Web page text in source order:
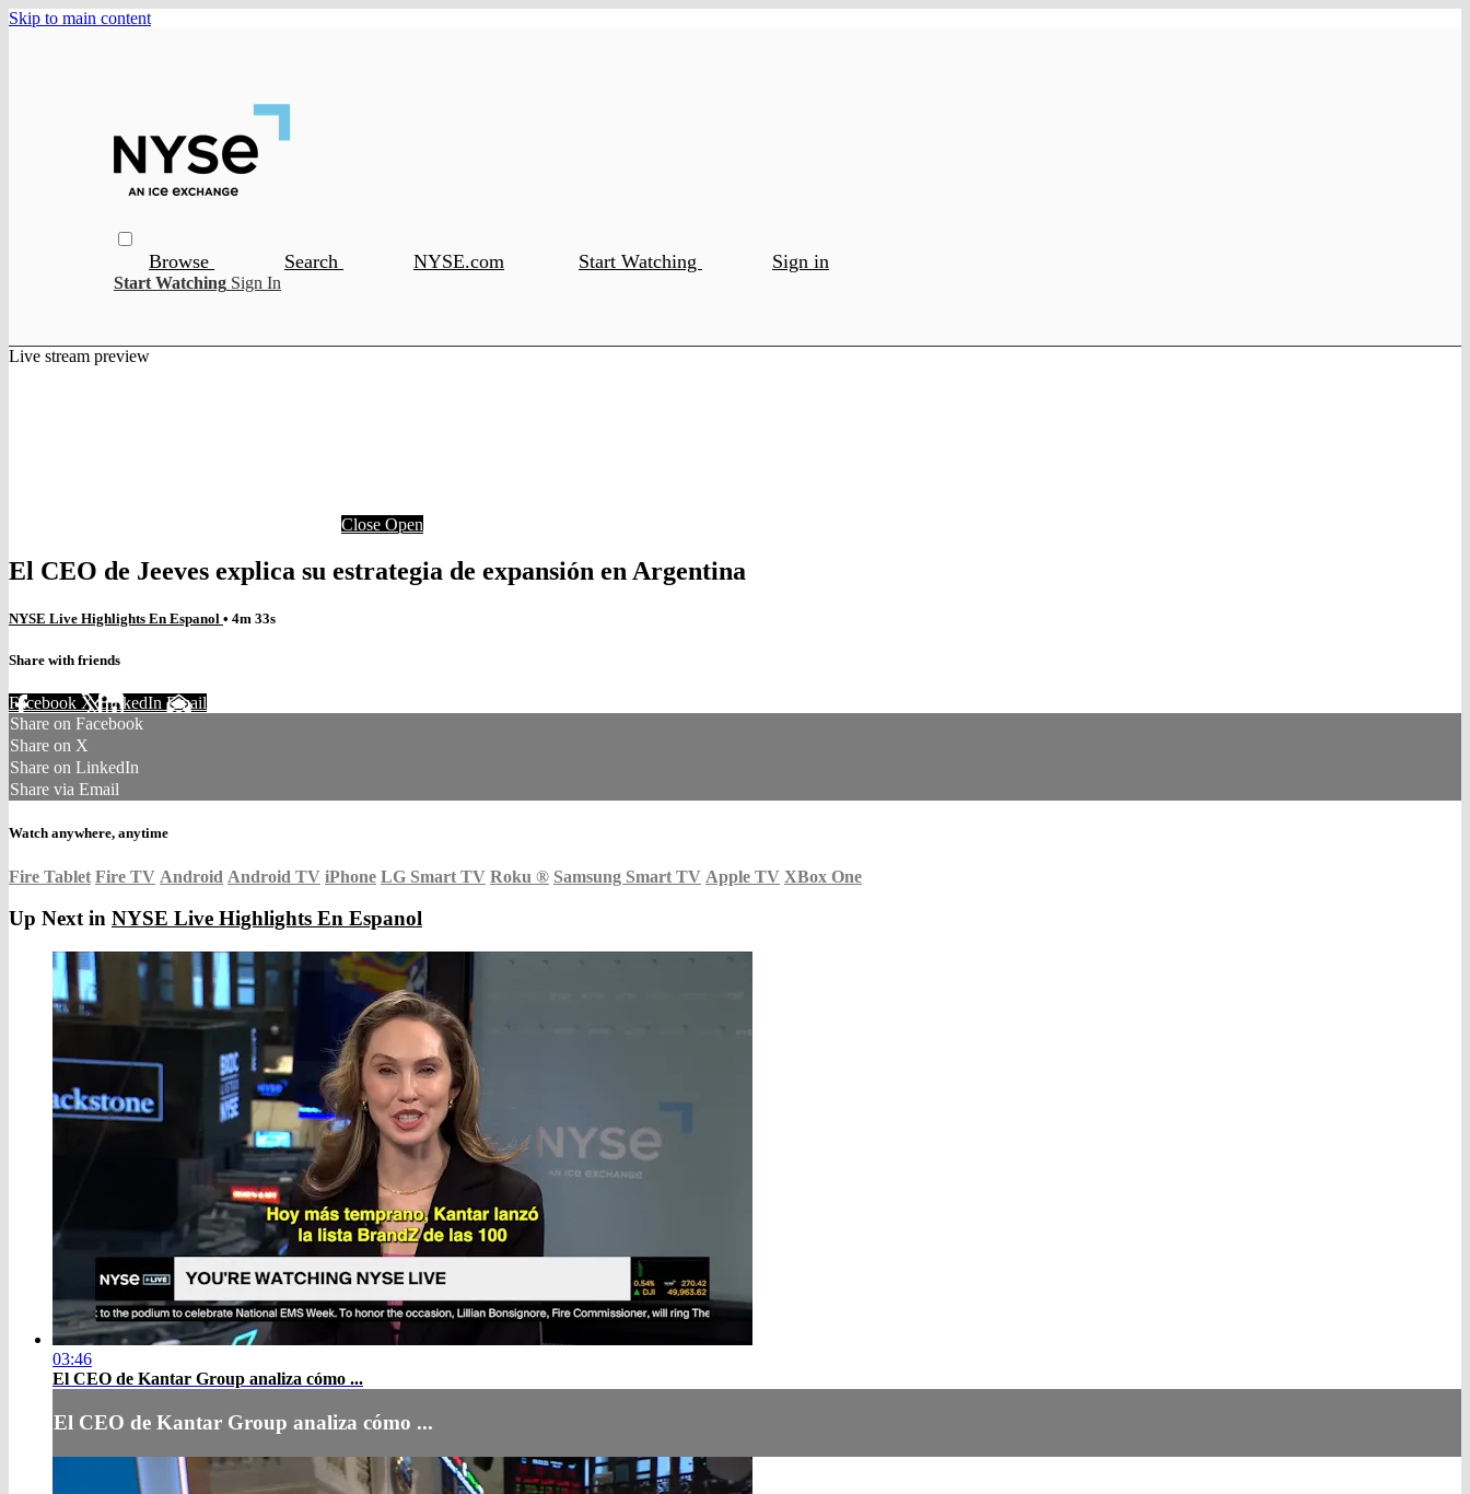
Skip to main content
Browse Search NYSE.com Start Watching Sign in
Start Watching Sign In
Live stream preview
Close Open
El CEO de Jeeves explica su estrategia de expansión en Argentina
NYSE Live Highlights En Espanol • 4m 33s
Share with friends
Facebook XLinkedIn Email
Share on Facebook
Share on X
Share on LinkedIn
Share via Email
Watch anywhere, anytime
Fire Tablet Fire TV Android Android TV iPhone LG Smart TV Roku ® Samsung Smart TV Apple TV XBox One
Up Next in NYSE Live Highlights En Espanol
03:46
El CEO de Kantar Group analiza cómo ...
El CEO de Kantar Group analiza cómo ...